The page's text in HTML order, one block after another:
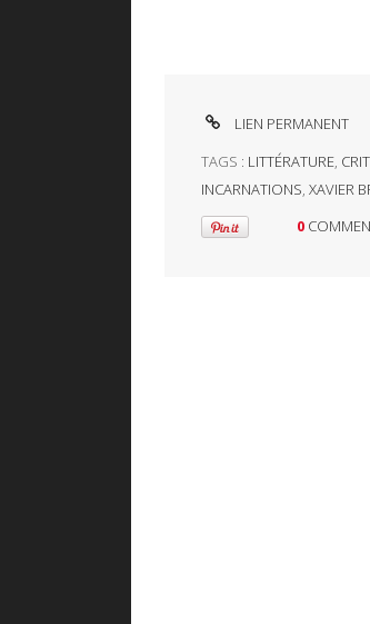
LIEN PERMANENT
TAGS : LITTÉRATURE,
INCARNATIONS XAVIER
0